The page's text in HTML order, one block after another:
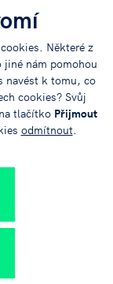
Některé z
nám pomohou
navést k tomu, co
cookies? Svůj
tlačítko Přijmout
odmítnout.
firmy